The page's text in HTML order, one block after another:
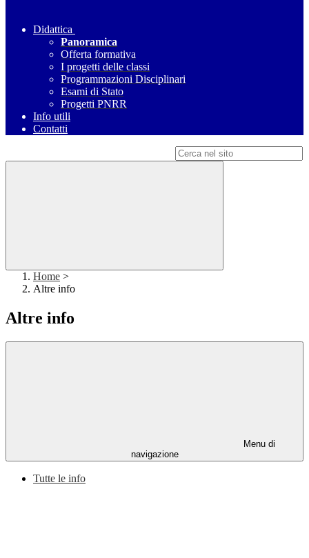
Didattica
Panoramica
Offerta formativa
I progetti delle classi
Programmazioni Disciplinari
Esami di Stato
Progetti PNRR
Info utili
Contatti
Home >
Altre info
Altre info
Menu di
navigazione
Tutte le info